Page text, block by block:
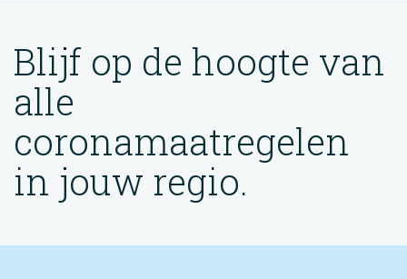
Blijf op de hoogte van
alle
coronamaatregelen
in jouw regio.